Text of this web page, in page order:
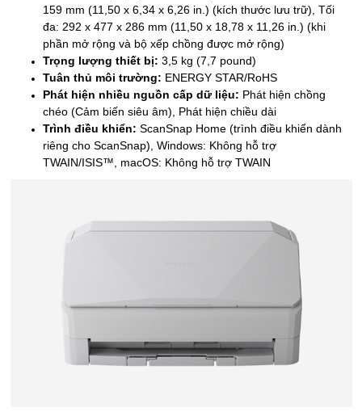
159 mm (11,50 x 6,34 x 6,26 in.) (kích thước lưu trữ), Tối
đa: 292 x 477 x 286 mm (11,50 x 18,78 x 11,26 in.) (khi
phần mở rộng và bộ xếp chồng được mở rộng)
Trọng lượng thiết bị: 3,5 kg (7,7 pound)
Tuân thủ môi trường: ENERGY STAR/RoHS
Phát hiện nhiều nguồn cấp dữ liệu: Phát hiện chồng
chéo (Cảm biến siêu âm), Phát hiện chiều dài
Trình điều khiển: ScanSnap Home (trình điều khiển dành
riêng cho ScanSnap), Windows: Không hỗ trợ
TWAIN/ISIS™, macOS: Không hỗ trợ TWAIN